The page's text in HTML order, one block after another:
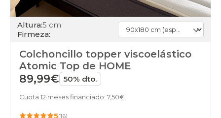
Altura:5 cm
Firmeza:
Colchoncillo topper viscoelástico
Atomic Top de HOME
89,99€ 50% dto.
Cuota 12 meses financiado: 7,50€
5(16)